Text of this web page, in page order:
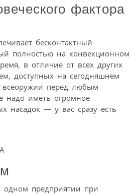
фактора
бесконтактный
полностью на конвекционном
в отличие от всех других
доступных на сегодняшнем
перед любым
надо иметь огромное
насадок — у вас сразу есть
предприятии при